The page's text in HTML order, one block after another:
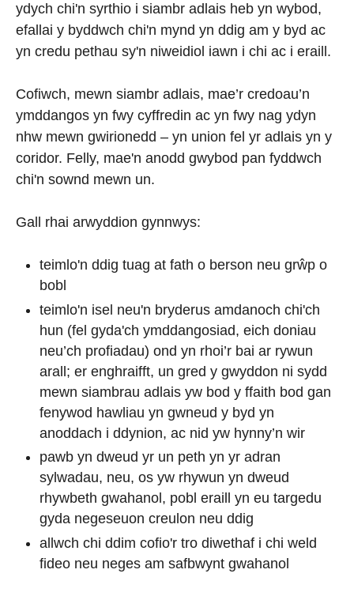
ydych chi'n syrthio i siambr adlais heb yn wybod,
efallai y byddwch chi'n mynd yn ddig am y byd ac
yn credu pethau sy'n niweidiol iawn i chi ac i eraill.
Cofiwch, mewn siambr adlais, mae’r credoau’n
ymddangos yn fwy cyffredin ac yn fwy nag ydyn
nhw mewn gwirionedd – yn union fel yr adlais yn y
coridor. Felly, mae'n anodd gwybod pan fyddwch
chi'n sownd mewn un.
Gall rhai arwyddion gynnwys:
teimlo'n ddig tuag at fath o berson neu grŵp o
bobl
teimlo'n isel neu'n bryderus amdanoch chi'ch
hun (fel gyda'ch ymddangosiad, eich doniau
neu’ch profiadau) ond yn rhoi’r bai ar rywun
arall; er enghraifft, un gred y gwyddon ni sydd
mewn siambrau adlais yw bod y ffaith bod gan
fenywod hawliau yn gwneud y byd yn
anoddach i ddynion, ac nid yw hynny’n wir
pawb yn dweud yr un peth yn yr adran
sylwadau, neu, os yw rhywun yn dweud
rhywbeth gwahanol, pobl eraill yn eu targedu
gyda negeseuon creulon neu ddig
allwch chi ddim cofio'r tro diwethaf i chi weld
fideo neu neges am safbwynt gwahanol